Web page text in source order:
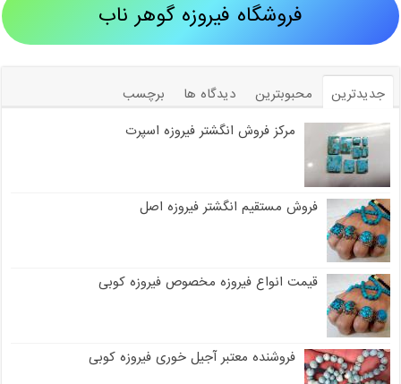
فروشگاه فیروزه گوهر ناب
جدیدترین محبوبترین دیدگاه ها
برچسب
مرکز فروش انگشتر فیروزه اسپرت
فروش مستقیم انگشتر فیروزه اصل
قیمت انواع فیروزه مخصوص فیروزه کوبی
فروشنده معتبر آجیل خوری فیروزه کوبی